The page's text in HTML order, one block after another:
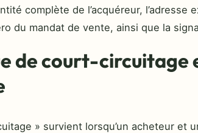
complète de l’acquéreur, l’adresse
du mandat de vente, ainsi que la
de court-circuitage
» survient lorsqu’un acheteur et